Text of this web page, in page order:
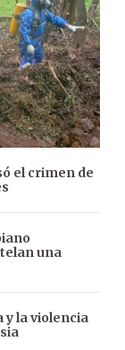
el crimen de
una
y la violencia